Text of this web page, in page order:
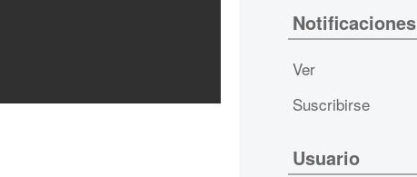
Notificaciones
Ver
Suscribirse
Usuario